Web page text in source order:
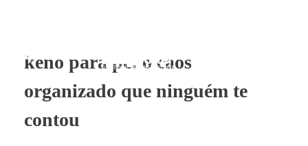
Mwove Education
A Maior Escola de Movimento do Brasil.
keno para pc: o caos
organizado que ninguém te
contou